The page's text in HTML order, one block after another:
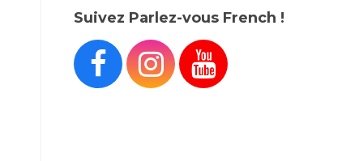
Suivez Parlez-vous French !
  